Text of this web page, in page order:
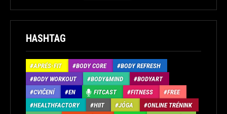
HASHTAG
APRÉS-FIT BODY CORE
BODY REFRESH
BODY WORKOUT
BODY&MIND
BODYART
CVIČENÍ
EN FITCAST FITNESS
FREE
HEALTHFACTORY
HIIT JÓGA
ONLINE TRÉNINK